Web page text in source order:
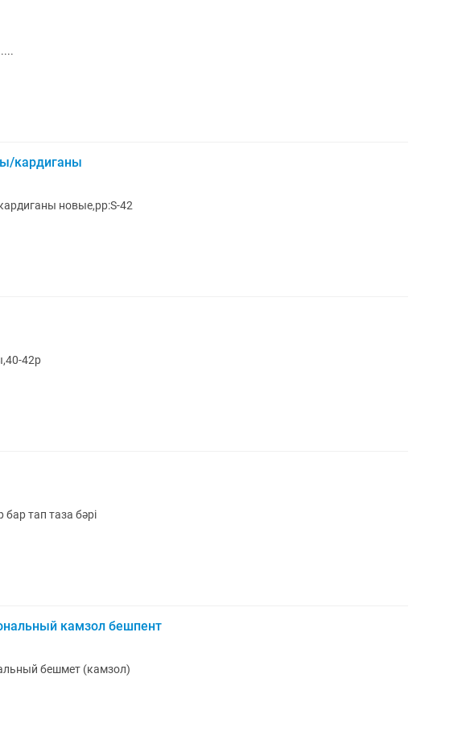
кардиганы
новые,рр:S-42
42р
тап таза бәрі
камзол бешпент
бешмет (камзол)